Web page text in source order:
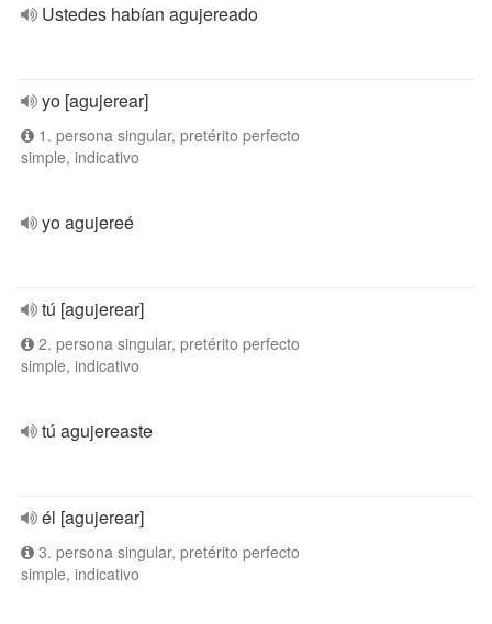
Ustedes habían agujereado
yo [agujerear]
1. persona singular, pretérito perfecto
simple, indicativo
yo agujereé
tú [agujerear]
2. persona singular, pretérito perfecto
simple, indicativo
tú agujereaste
él [agujerear]
3. persona singular, pretérito perfecto
simple, indicativo